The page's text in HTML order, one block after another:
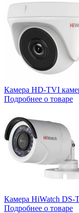
Камера HD-TVI
Подробнее о товаре
Камера HiWatch DS-
Подробнее о товаре